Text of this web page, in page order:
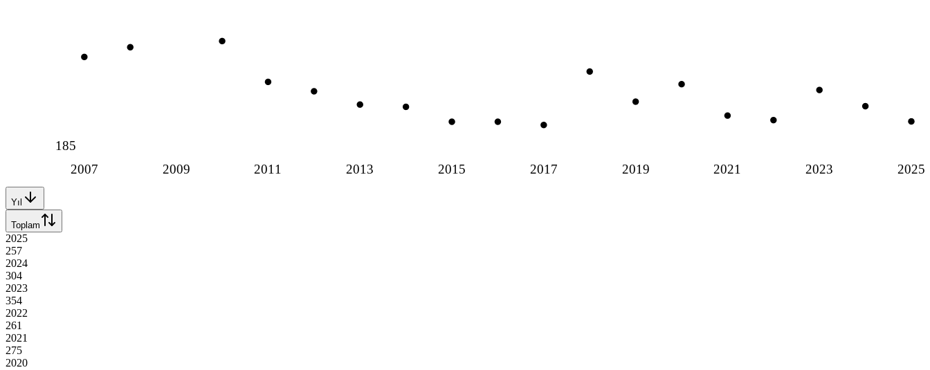
2007 2009 2011 2013 2015 2017 2019 2021 2023 2025
185
Yıl
Toplam
2025
257
2024
304
2023
354
2022
261
2021
275
2020